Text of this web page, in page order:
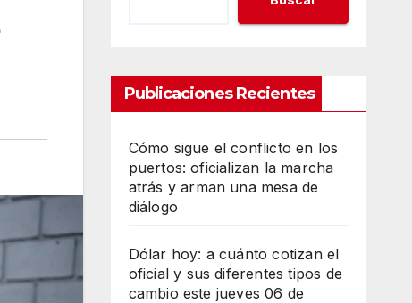
Publicaciones Recientes
Cómo sigue el conflicto en los
puertos: oficializan la marcha
atrás y arman una mesa de
diálogo
Dólar hoy: a cuánto cotizan el
oficial y sus diferentes tipos de
cambio este jueves 06 de